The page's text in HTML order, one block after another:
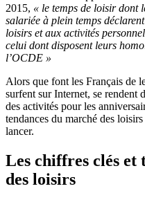
2015, « le temps de loisir dont
salariée à plein temps
loisirs et aux activités
celui dont disposent leurs
l’OCDE »
Alors que font les Français de
surfent sur Internet, se rendent
des activités pour les
tendances du marché des
lancer.
Les chiffres clés et
des loisirs